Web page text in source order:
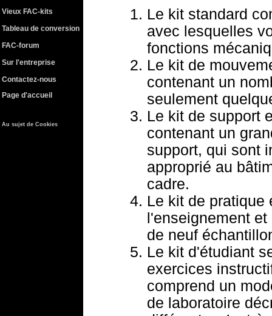
Vieux FAC-kits
Tableau de conversion
FAC-forum
Sur l'entreprise
Contactez-nous
Page d'accueil
Au sujet de Cookies
Le kit standard
avec lesquelles
fonctions
Le kit de
contenant un
seulement
Le kit de support
contenant un
support, qui sont
approprié au
cadre.
Le kit de pratique
l'enseignement
de neuf
Le kit d'étudiant
exercices
comprend un
de laboratoire